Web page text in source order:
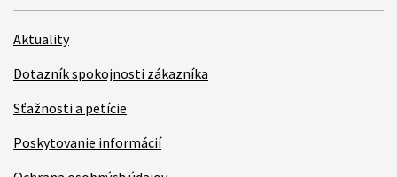
Aktuality
Dotazník spokojnosti zákazníka
Sťažnosti a petície
Poskytovanie informácií